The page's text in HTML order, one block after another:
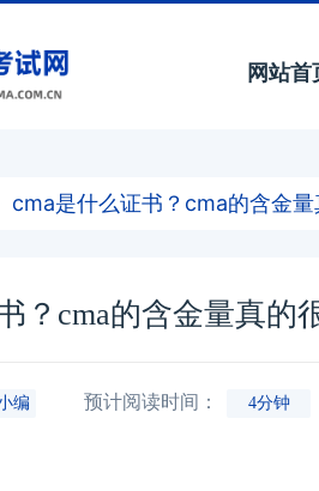
网站首
cma是什么证书？cma的含金
？cma的含金量真的
编 预计阅读时间： 4分钟